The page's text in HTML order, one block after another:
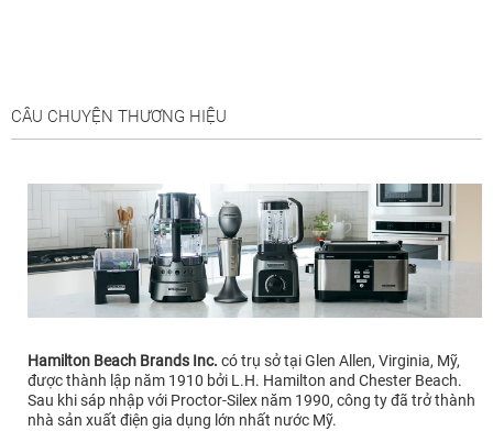
CÂU CHUYỆN THƯƠNG HIỆU
Hamilton Beach Brands Inc. có trụ sở tại Glen Allen, Virginia, Mỹ,
được thành lập năm 1910 bởi L.H. Hamilton and Chester Beach.
Sau khi sáp nhập với Proctor-Silex năm 1990, công ty đã trở thành
nhà sản xuất điện gia dụng lớn nhất nước Mỹ.